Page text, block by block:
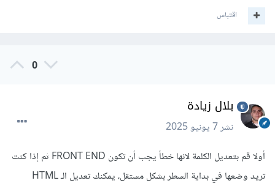
اقتباس
0
بلال زيادة
نشر7 يونيو 2025
أولا قم بتعديل الكلمة لانها خطأ يجب أن تكون FRONT END ثم إذا كنت
تريد وضعها في بداية السطر بشكل مستقل، يمكنك تعديل الـ HTML